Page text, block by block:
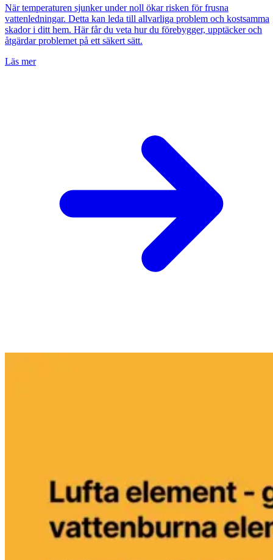
När temperaturen sjunker under noll ökar risken för frusna
vattenledningar. Detta kan leda till allvarliga problem och kostsamma
skador i ditt hem. Här får du veta hur du förebygger, upptäcker och
åtgärdar problemet på ett säkert sätt.
Läs mer